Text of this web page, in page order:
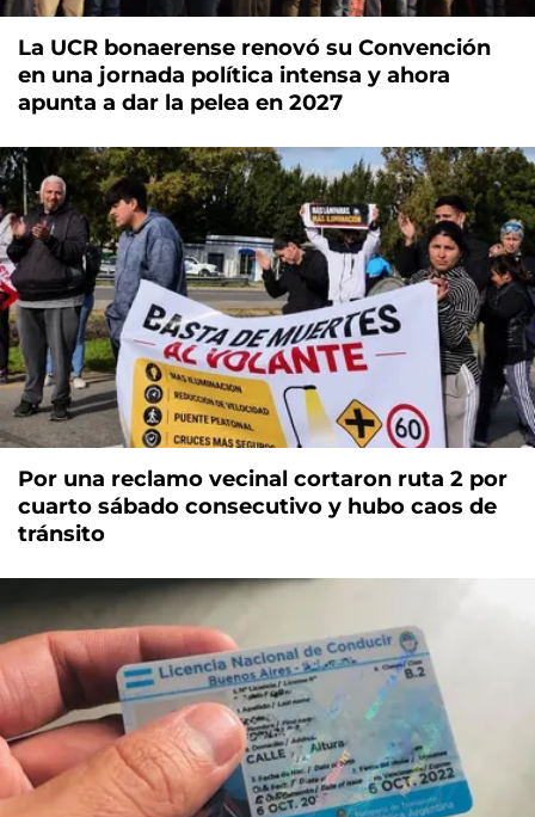
La UCR bonaerense renovó su Convención
en una jornada política intensa y ahora
apunta a dar la pelea en 2027
Por una reclamo vecinal cortaron ruta 2 por
cuarto sábado consecutivo y hubo caos de
tránsito